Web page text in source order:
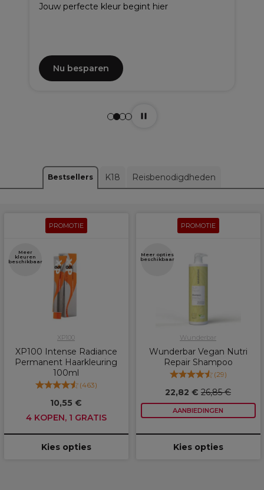
Jouw perfecte kleur begint hier
Nu besparen
Bestsellers K18 Reisbenodigdheden
PROMOTIE
Meer
kleuren
beschikbaar
XP100
XP100 Intense Radiance
Permanent Haarkleuring
100ml
(463)
10,55 €
4 KOPEN, 1 GRATIS
Kies opties
PROMOTIE
Meer opties
beschikbaar
Wunderbar
Wunderbar Vegan Nutri
Repair Shampoo
(29)
22,82 € 26,85 €
AANBIEDINGEN
Kies opties